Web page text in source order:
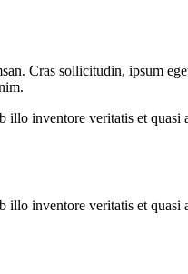
Cras sollicitudin, ipsum
illo inventore veritatis et quasi
illo inventore veritatis et quasi